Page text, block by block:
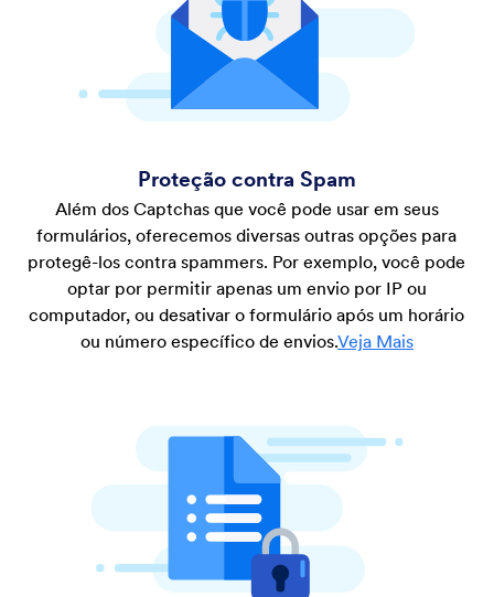
Proteção contra Spam
Além dos Captchas que você pode usar em seus
formulários, oferecemos diversas outras opções para
protegê-los contra spammers. Por exemplo, você pode
optar por permitir apenas um envio por IP ou
computador, ou desativar o formulário após um horário
ou número específico de envios.Veja Mais